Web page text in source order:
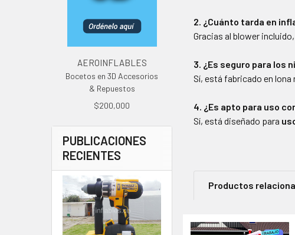
AEROINFLABLES
Bocetos en 3D Accesorios
& Repuestos
$200,000
PUBLICACIONES
RECIENTES
2. ¿Cuánto tarda en
Gracias al blower
3. ¿Es seguro para los
Sí, está fabricado en
4. ¿Es apto para uso
Sí, está diseñado para
Productos